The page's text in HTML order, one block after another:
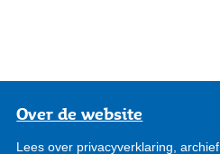
Over de website
Lees over privacyverklaring, archief,